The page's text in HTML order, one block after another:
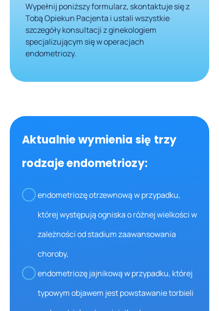
Wypełnij poniższy formularz, skontaktuje się z
Tobą Opiekun Pacjenta i ustali wszystkie
szczegóły konsultacji z ginekologiem
specjalizującym się w operacjach
endometriozy.
Aktualnie wymienia się trzy
rodzaje endometriozy:
endometriozę otrzewnową w przypadku,
której występują ogniska o różnej wielkości w
zależności od stadium zaawansowania
choroby,
endometriozę jajnikową w przypadku, której
typowym objawem jest powstawanie torbieli